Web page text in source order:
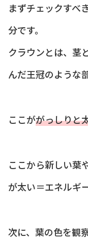
まずチェックすべき
分です。
クラウンとは、茎
んだ王冠のような
ここががっしりと
ここから新しい葉
が太い＝エネルギ
次に、葉の色を観